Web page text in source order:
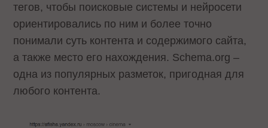
тегов, чтобы поисковые системы и нейросети
ориентировались по ним и более точно
понимали суть контента и содержимого сайта,
а также место его нахождения. Schema.org –
одна из популярных разметок, пригодная для
любого контента.